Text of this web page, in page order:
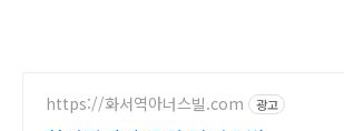
https://화서역아너스빌.com 광고